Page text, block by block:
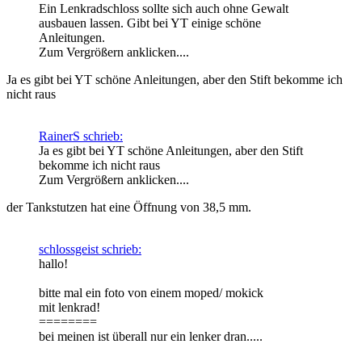
Ein Lenkradschloss sollte sich auch ohne Gewalt
ausbauen lassen. Gibt bei YT einige schöne
Anleitungen.
Zum Vergrößern anklicken....
Ja es gibt bei YT schöne Anleitungen, aber den Stift bekomme ich
nicht raus
RainerS schrieb:
Ja es gibt bei YT schöne Anleitungen, aber den Stift
bekomme ich nicht raus
Zum Vergrößern anklicken....
der Tankstutzen hat eine Öffnung von 38,5 mm.
schlossgeist schrieb:
hallo!
bitte mal ein foto von einem moped/ mokick
mit lenkrad!
========
bei meinen ist überall nur ein lenker dran.....